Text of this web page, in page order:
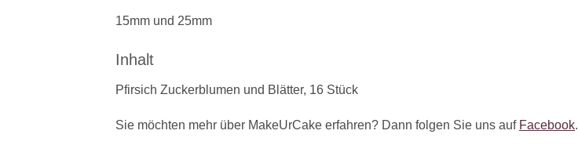
15mm und 25mm
Inhalt
Pfirsich Zuckerblumen und Blätter, 16 Stück
Sie möchten mehr über MakeUrCake erfahren? Dann folgen Sie uns auf Facebook.